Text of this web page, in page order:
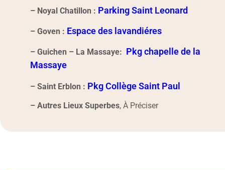
– Noyal Chatillon : Parking Saint Leonard
– Goven : Espace des lavandiéres
– Guichen – La Massaye: Pkg chapelle de la
Massaye
– Saint Erblon : Pkg Collège Saint Paul
– Autres Lieux Superbes, À Préciser